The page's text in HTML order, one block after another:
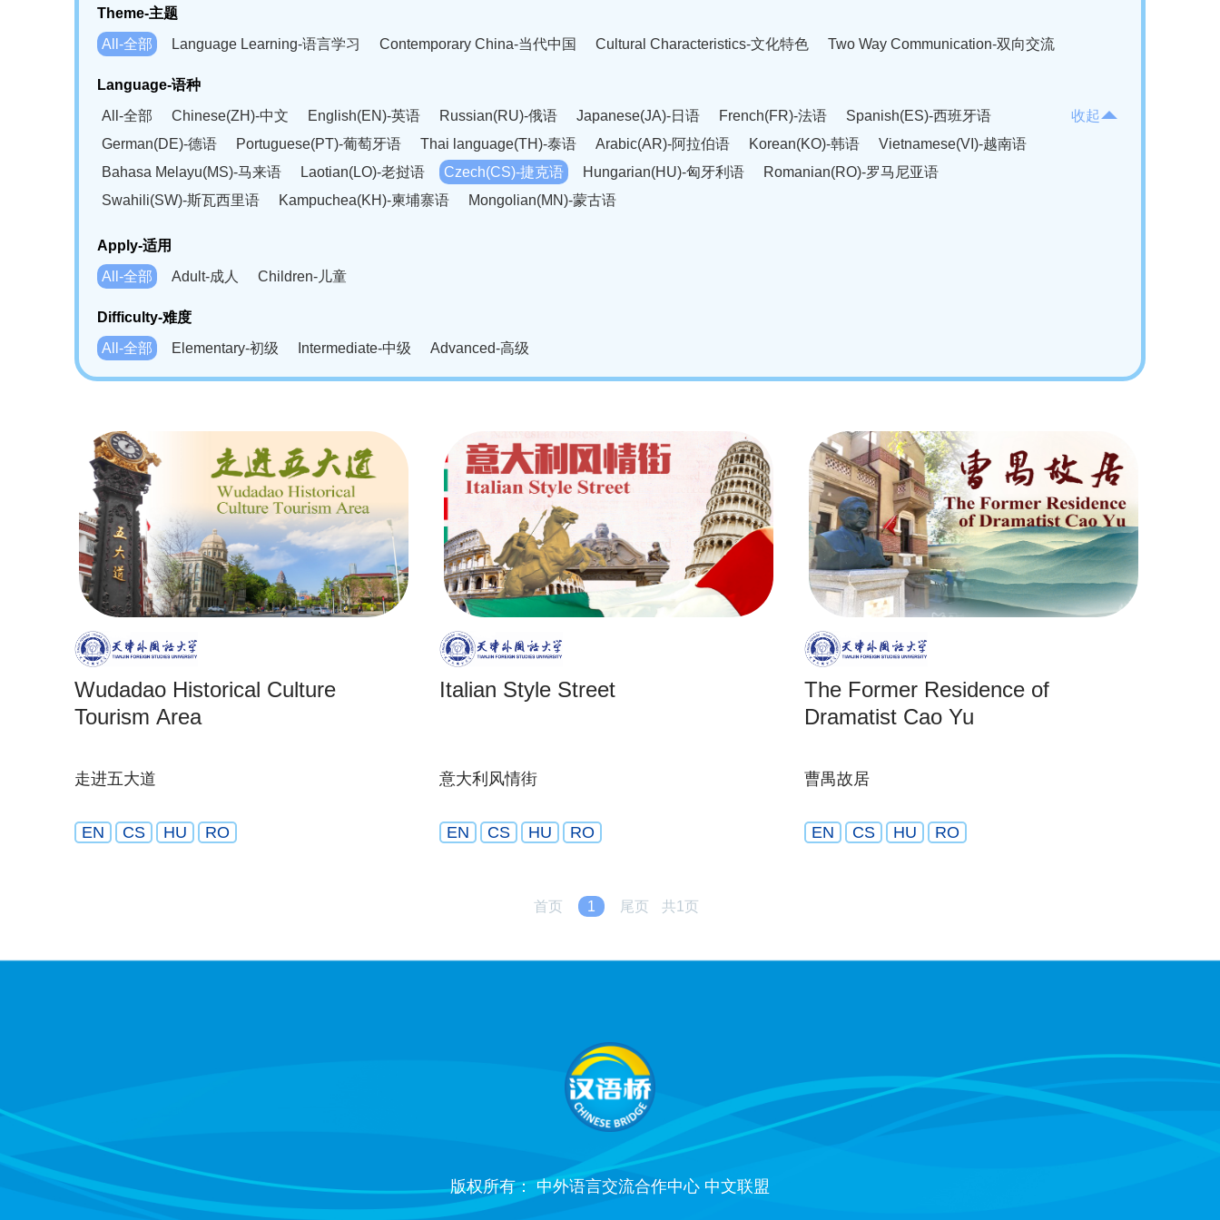
Theme-主题
All-全部
Language Learning-语言学习 Contemporary China-当代中国 Cultural Characteristics-文化特色 Two Way Communication-双向交流
Language-语种
All-全部
Chinese(ZH)-中文 English(EN)-英语 Russian(RU)-俄语 Japanese(JA)-日语 French(FR)-法语
Spanish(ES)-西班牙语
German(DE)-德语
Portuguese(PT)-葡萄牙语 Thai language(TH)-泰语 Arabic(AR)-阿拉伯语 Korean(KO)-韩语
Vietnamese(VI)-越南语
Bahasa Melayu(MS)-马来语
Laotian(LO)-老挝语 Czech(CS)-捷克语 Hungarian(HU)-匈牙利语
Romanian(RO)-罗马尼亚语
Swahili(SW)-斯瓦西里语
Kampuchea(KH)-柬埔寨语 Mongolian(MN)-蒙古语
收起
Apply-适用
All-全部
Adult-成人 Children-儿童
Difficulty-难度
All-全部
Elementary-初级 Intermediate-中级 Advanced-高级
Wudadao Historical Culture
Tourism Area
走进五大道
EN CS HU RO
Italian Style Street
意大利风情街
EN CS HU RO
The Former Residence of
Dramatist Cao Yu
曹禺故居
EN CS HU RO
首页 1 尾页 共1页
版权所有： 中外语言交流合作中心 中文联盟